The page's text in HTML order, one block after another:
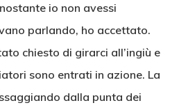
io non avessi
parlando, ho accettato.
chiesto di girarci all’ingiù e
sono entrati in azione. La
dalla punta dei